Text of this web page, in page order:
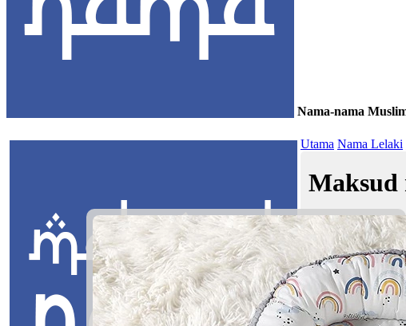
Nama-nama
Utama Nama Lelaki
Maksud
Kasih Mikayla
Jawi: ميخائيلا
Masukkan